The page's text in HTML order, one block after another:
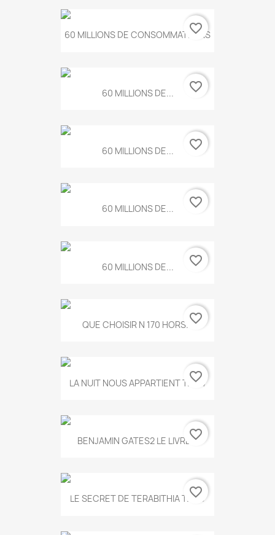
60 MILLIONS DE CONSOMMATEURS
favorite_border
60 MILLIONS DE... favorite_border
60 MILLIONS DE... favorite_border
60 MILLIONS DE... favorite_border
60 MILLIONS DE... favorite_border
QUE CHOISIR N 170 HORS...favorite_border
LA NUIT NOUS APPARTIENT T.634
favorite_border
BENJAMIN GATES2 LE LIVRE...
favorite_border
LE SECRET DE TERABITHIA T.560
favorite_border